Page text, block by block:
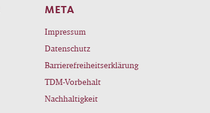
META
Impressum
Datenschutz
Barrierefreiheitserklärung
TDM-Vorbehalt
Nachhaltigkeit